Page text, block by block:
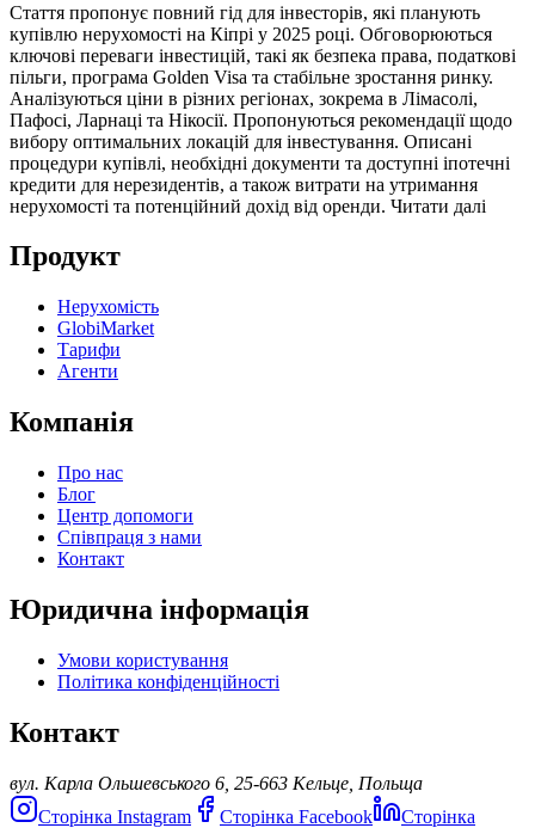
Стаття пропонує повний гід для інвесторів, які планують
купівлю нерухомості на Кіпрі у 2025 році. Обговорюються
ключові переваги інвестицій, такі як безпека права, податкові
пільги, програма Golden Visa та стабільне зростання ринку.
Аналізуються ціни в різних регіонах, зокрема в Лімасолі,
Пафосі, Ларнаці та Нікосії. Пропонуються рекомендації щодо
вибору оптимальних локацій для інвестування. Описані
процедури купівлі, необхідні документи та доступні іпотечні
кредити для нерезидентів, а також витрати на утримання
нерухомості та потенційний дохід від оренди. Читати далі
Продукт
Нерухомість
GlobiMarket
Тарифи
Агенти
Компанія
Про нас
Блог
Центр допомоги
Співпраця з нами
Контакт
Юридична інформація
Умови користування
Політика конфіденційності
Контакт
вул. Карла Ольшевського 6, 25-663 Кельце, Польща
Сторінка Instagram
Сторінка Facebook
Сторінка